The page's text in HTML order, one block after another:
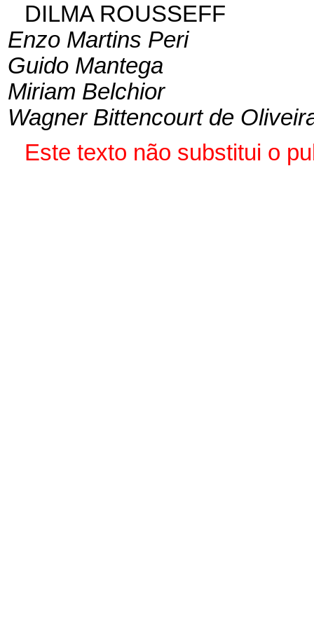
DILMA ROUSSEFF
Enzo Martins Peri
Guido Mantega
Miriam Belchior
Wagner Bittencourt de
Este texto não substitui o